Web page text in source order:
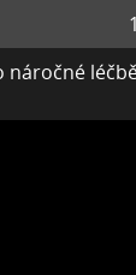
1
náročné